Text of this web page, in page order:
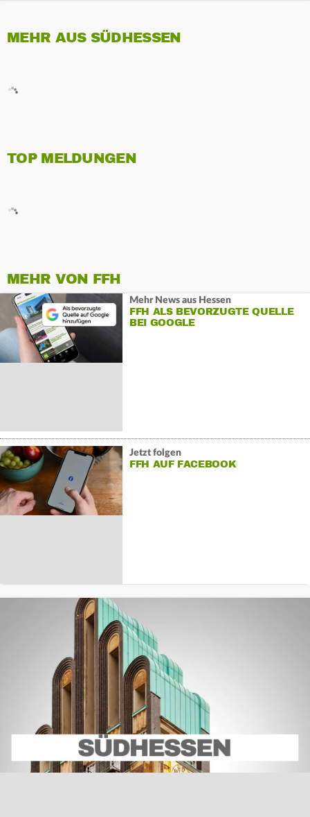
MEHR AUS SÜDHESSEN
TOP MELDUNGEN
MEHR VON FFH
Mehr News aus Hessen
FFH ALS BEVORZUGTE QUELLE
BEI GOOGLE
Jetzt folgen
FFH AUF FACEBOOK